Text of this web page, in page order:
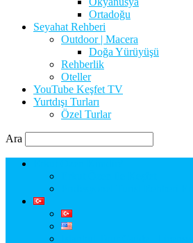
Ortadoğu
Seyahat Rehberi
Outdoor | Macera
Doğa Yürüyüşü
Rehberlik
Oteller
YouTube Keşfet TV
Yurtdışı Turları
Özel Turlar
Ara